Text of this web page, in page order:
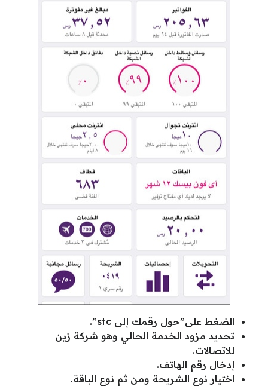
الضغط على”حول رقمك إلى stc”.
تحديد مزود الخدمة الحالي وهو شركة زين
للاتصالات.
إدخال رقم الهاتف.
اختيار نوع الشريحة ومن ثم نوع الباقة.